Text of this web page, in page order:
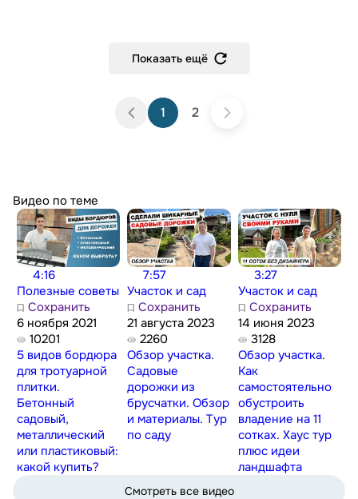
Показать ещё
1 2
Видео по теме
4:16
Полезные советы
Сохранить
6 ноября 2021
10201
5 видов бордюра
для тротуарной
плитки.
Бетонный
садовый,
металлический
или пластиковый:
какой купить?
7:57
Участок и сад
Сохранить
21 августа 2023
2260
Обзор участка.
Садовые
дорожки из
брусчатки. Обзор
и материалы. Тур
по саду
3:27
Участок и сад
Сохранить
14 июня 2023
3128
Обзор участка.
Как
самостоятельно
обустроить
владение на 11
сотках. Хаус тур
плюс идеи
ландшафта
Смотреть все видео